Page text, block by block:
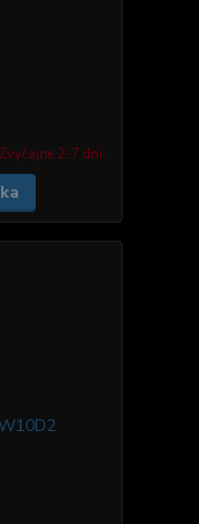
Zvyčajne 2-7 dni.